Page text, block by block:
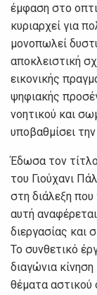
έμφαση στο
κυριαρχεί για
μονοπωλεί
αποκλειστική
εικονικής
ψηφιακής
νοητικού και
υποβαθμίσει
Έδωσα τον
του Γιούχανι
στη διάλεξη
αυτή
διεργασίας και
Το συνθετικό
διαγώνια
θέματα αστικού